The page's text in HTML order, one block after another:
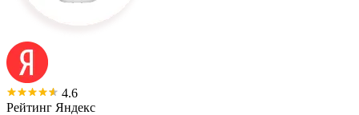
4.6
Рейтинг Яндекс